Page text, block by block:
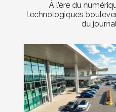
À l’ère du
technologiques
du